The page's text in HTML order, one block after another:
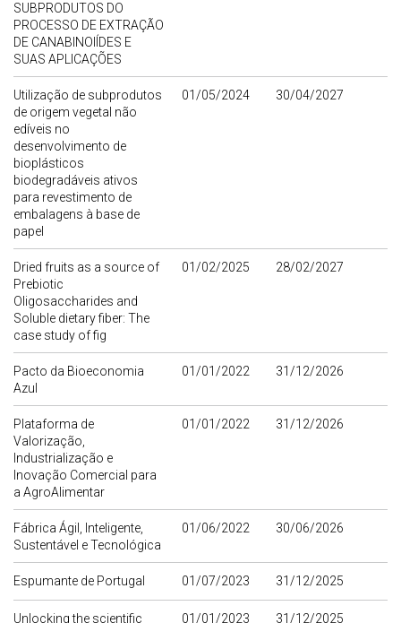
SUBPRODUTOS DO
PROCESSO DE EXTRAÇÃO
DE CANABINOIÍDES E
SUAS APLICAÇÕES
Utilização de subprodutos
de origem vegetal não
edíveis no
desenvolvimento de
bioplásticos
biodegradáveis ativos
para revestimento de
embalagens à base de
papel
01/05/2024 30/04/2027
Dried fruits as a source of
Prebiotic
Oligosaccharides and
Soluble dietary fiber: The
case study of fig
01/02/2025 28/02/2027
Pacto da Bioeconomia
Azul
01/01/2022 31/12/2026
Plataforma de
Valorização,
Industrialização e
Inovação Comercial para
a AgroAlimentar
01/01/2022 31/12/2026
Fábrica Ágil, Inteligente,
Sustentável e Tecnológica
01/06/2022 30/06/2026
Espumante de Portugal 01/07/2023 31/12/2025
Unlocking the scientific 01/01/2023 31/12/2025